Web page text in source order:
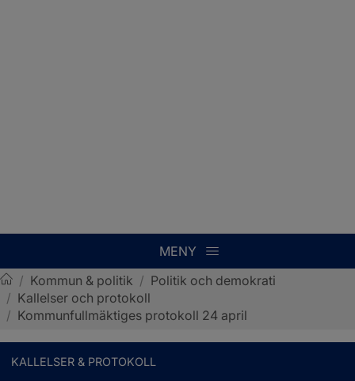
MENY
Sotenäs kommun
/ Kommun & politik / Politik och demokrati
/ Kallelser och protokoll
/ Kommunfullmäktiges protokoll 24 april
KALLELSER & PROTOKOLL